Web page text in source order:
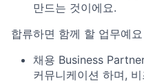
만드는 것이에요.
합류하면 함께 할 업무예요
채용 Business
커뮤니케이션 하며,